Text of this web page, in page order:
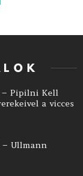
– Pipilni Kell
a vicces
– Ullmann